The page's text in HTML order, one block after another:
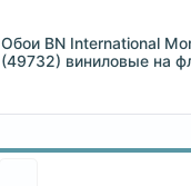
Обои BN International
(49732) виниловые на